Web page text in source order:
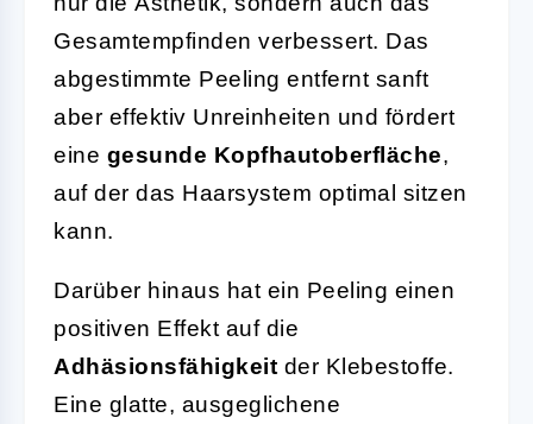
Gesamtempfinden verbessert. Das
abgestimmte Peeling entfernt sanft
aber effektiv Unreinheiten und fördert
eine gesunde Kopfhautoberfläche,
auf der das Haarsystem optimal sitzen
kann.
Darüber hinaus hat ein Peeling einen
positiven Effekt auf die
Adhäsionsfähigkeit der Klebestoffe.
Eine glatte, ausgeglichene